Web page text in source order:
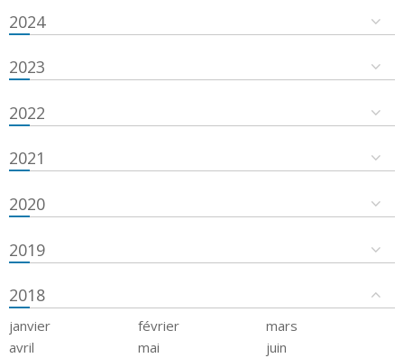
2024
2023
2022
2021
2020
2019
2018
janvier février
mars
avril
mai
juin